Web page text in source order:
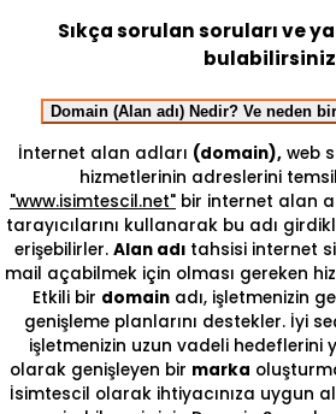
Sıkça sorulan soruları ve
bulabilirsiniz
Domain (Alan adı) Nedir? Ve neden
İnternet alan adları (domain),web
hizmetlerinin adreslerini
"www.isimtescil.net" bir internet alan
tarayıcılarını kullanarak bu adı
erişebilirler. Alan adıtahsisi internet
mail açabilmek için olması gereken
Etkili bir domainadı, işletmenizin
genişleme planlarını destekler. İyi
işletmenizin uzun vadeli hedeflerini
olarak genişleyen bir marka
İsimtescil olarak ihtiyacınıza uygun